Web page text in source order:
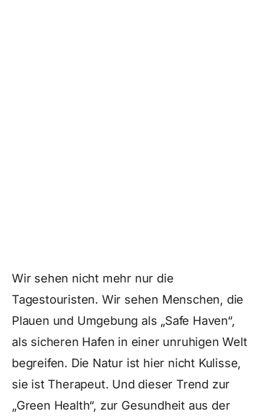
Wir sehen nicht mehr nur die
Tagestouristen. Wir sehen Menschen, die
Plauen und Umgebung als „Safe Haven“,
als sicheren Hafen in einer unruhigen Welt
begreifen. Die Natur ist hier nicht Kulisse,
sie ist Therapeut. Und dieser Trend zur
„Green Health“, zur Gesundheit aus der